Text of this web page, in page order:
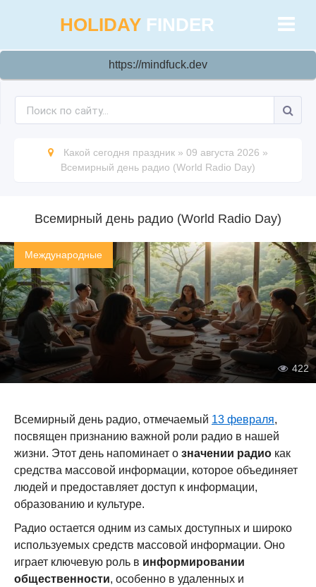
HOLIDAY FINDER
https://mindfuck.dev
Какой сегодня праздник » 09 августа 2026 »
Всемирный день радио (World Radio Day)
Всемирный день радио (World Radio Day)
Международные
422
Всемирный день радио, отмечаемый 13 февраля,
посвящен признанию важной роли радио в нашей
жизни. Этот день напоминает о значении радио как
средства массовой информации, которое объединяет
людей и предоставляет доступ к информации,
образованию и культуре.
Радио остается одним из самых доступных и широко
используемых средств массовой информации. Оно
играет ключевую роль в информировании
общественности, особенно в удаленных и